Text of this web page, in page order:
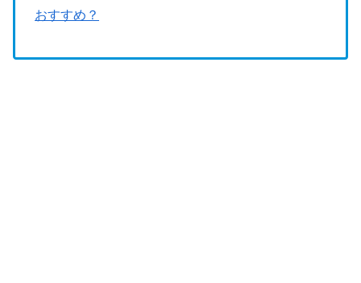
おすすめ？